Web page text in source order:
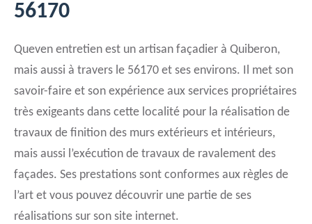
56170
Queven entretien est un artisan façadier à Quiberon,
mais aussi à travers le 56170 et ses environs. Il met son
savoir-faire et son expérience aux services propriétaires
très exigeants dans cette localité pour la réalisation de
travaux de finition des murs extérieurs et intérieurs,
mais aussi l’exécution de travaux de ravalement des
façades. Ses prestations sont conformes aux règles de
l’art et vous pouvez découvrir une partie de ses
réalisations sur son site internet.